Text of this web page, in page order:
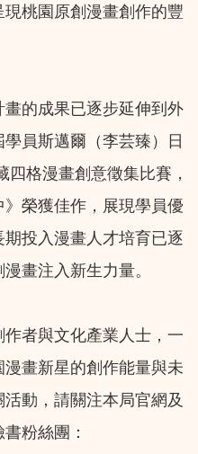
桃園原創漫畫創作的豐
的成果已逐步延伸到外
員斯邁爾（李芸臻）日
格漫畫創意徵集比賽，
榮獲佳作，展現學員優
投入漫畫人才培育已逐
畫注入新生力量。
者與文化產業人士，一
畫新星的創作能量與未
動，請關注本局官網及
粉絲團：